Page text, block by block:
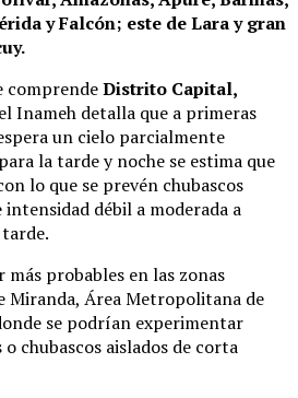
y Falcón; este de Lara y gran
comprendeDistrito Capital,
el Inameh detalla que a primeras
un cielo parcialmente
la tarde y noche se estima que
lo que se prevén chubascos
débil a moderada a
más probables en las zonas
Miranda, Área Metropolitana de
se podrían experimentar
chubascos aislados de corta